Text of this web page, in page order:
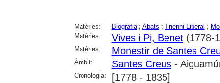
Matèries: Biografia; Abats ; Trienni Liberal ;
Matèries:
Vives i Pi, Benet(1778-
Matèries: Monestir de Santes
Àmbit: Santes Creus-
Cronologia: [1778 - 1835]